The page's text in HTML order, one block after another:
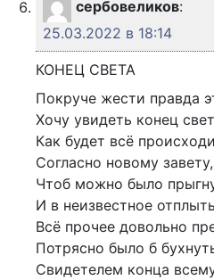
сербовеликов:
25.03.2022 в 18:14
КОНЕЦ СВЕТА
Покруче жести правда
Хочу увидеть конец
Как будет всё
Согласно новому завету,
Чтоб можно было
И в неизвестное
Всё прочее довольно
Потрясно было б
Свидетелем конца